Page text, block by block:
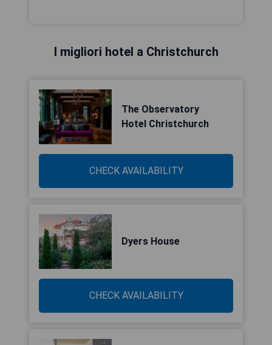
I migliori hotel a Christchurch
The Observatory
Hotel Christchurch
CHECK AVAILABILITY
Dyers House
CHECK AVAILABILITY